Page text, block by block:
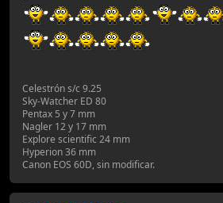
Celestrón s/c 9.25
Sky-Watcher ED 80
Pentax 5 y 7 mm
Nagler 12 y 17 mm
Explore scientific 24 mm
Hyperion 36 mm
Canon EOS 60D, sin modificar.